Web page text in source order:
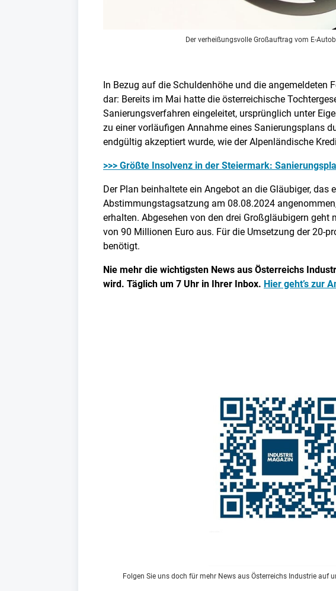
Der verheißungsvolle Großauftrag vom E-
In Bezug auf die Schuldenhöhe und die
dar: Bereits im Mai hatte die österreichische
Sanierungsverfahren eingeleitet, ursprünglich unter
zu einer vorläufigen Annahme eines Sanierungsplans
endgültig akzeptiert wurde, wie der Alpenländische
>>> Größte Insolvenz in der Steiermark:
Der Plan beinhaltete ein Angebot an die Gläubiger,
Abstimmungstagsatzung am 08.08.2024
erhalten. Abgesehen von den drei Großgläubigern
von 90 Millionen Euro aus. Für die Umsetzung der 20-
benötigt.
Nie mehr die wichtigsten News aus Österreichs
wird. Täglich um 7 Uhr in Ihrer Inbox. Hier geht’s zur
Folgen Sie uns doch für mehr News aus Österreichs Industrie auf